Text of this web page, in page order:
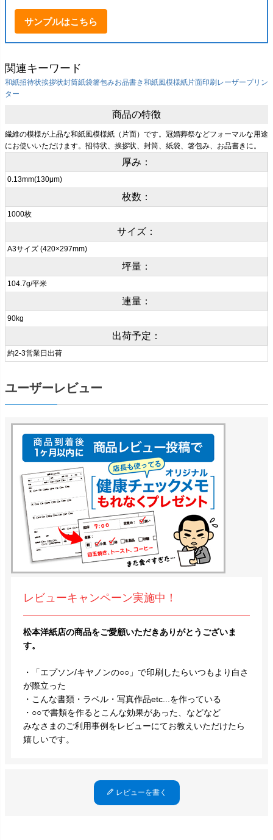
サンプルはこちら
関連キーワード
和紙招待状挨拶状封筒紙袋箸包みお品書き和紙風模様紙片面印刷 レーザープリン
ター
商品の特徴
繊維の模様が上品な和紙風模様紙（片面）です。冠婚葬祭などフォーマルな用途
にお使いいただけます。招待状、挨拶状、封筒、紙袋、箸包み、お品書きに。
厚み：
0.13mm(130μm)
枚数：
1000枚
サイズ：
A3サイズ (420×297mm)
坪量：
104.7g/平米
連量：
90kg
出荷予定：
約2-3営業日出荷
ユーザーレビュー
レビューキャンペーン実施中！
松本洋紙店の商品をご愛顧いただきありがとうございま
す。
・「エプソン/キヤノンの○○」で印刷したらいつもより白さ
が際立った
・こんな書類・ラベル・写真作品etc...を作っている
・○○で書類を作るとこんな効果があった、などなど
みなさまのご利用事例をレビューにてお教えいただけたら
嬉しいです。
レビューを書く